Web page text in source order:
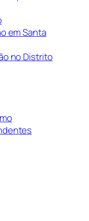
em Santa
no Distrito